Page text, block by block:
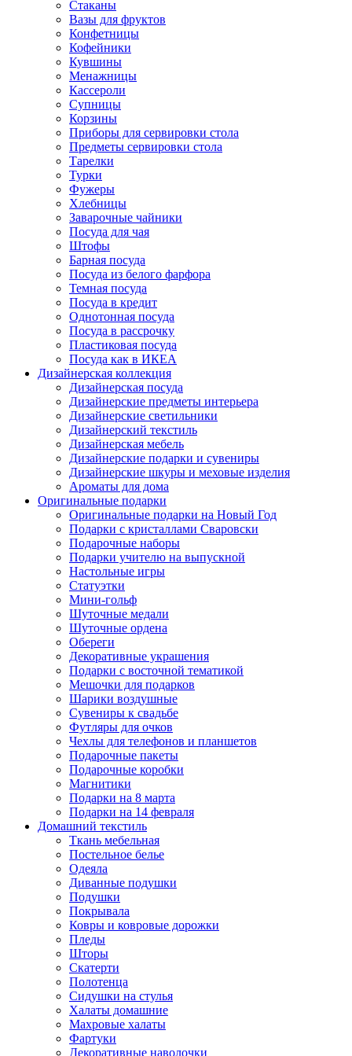
Стаканы
Вазы для фруктов
Конфетницы
Кофейники
Кувшины
Менажницы
Кассероли
Супницы
Корзины
Приборы для сервировки стола
Предметы сервировки стола
Тарелки
Турки
Фужеры
Хлебницы
Заварочные чайники
Посуда для чая
Штофы
Барная посуда
Посуда из белого фарфора
Темная посуда
Посуда в кредит
Однотонная посуда
Посуда в рассрочку
Пластиковая посуда
Посуда как в ИКЕА
Дизайнерская коллекция
Дизайнерская посуда
Дизайнерские предметы интерьера
Дизайнерские светильники
Дизайнерский текстиль
Дизайнерская мебель
Дизайнерские подарки и сувениры
Дизайнерские шкуры и меховые изделия
Ароматы для дома
Оригинальные подарки
Оригинальные подарки на Новый Год
Подарки с кристаллами Сваровски
Подарочные наборы
Подарки учителю на выпускной
Настольные игры
Статуэтки
Мини-гольф
Шуточные медали
Шуточные ордена
Обереги
Декоративные украшения
Подарки с восточной тематикой
Мешочки для подарков
Шарики воздушные
Сувениры к свадьбе
Футляры для очков
Чехлы для телефонов и планшетов
Подарочные пакеты
Подарочные коробки
Магнитики
Подарки на 8 марта
Подарки на 14 февраля
Домашний текстиль
Ткань мебельная
Постельное белье
Одеяла
Диванные подушки
Подушки
Покрывала
Ковры и ковровые дорожки
Пледы
Шторы
Скатерти
Полотенца
Сидушки на стулья
Халаты домашние
Махровые халаты
Фартуки
Декоративные наволочки